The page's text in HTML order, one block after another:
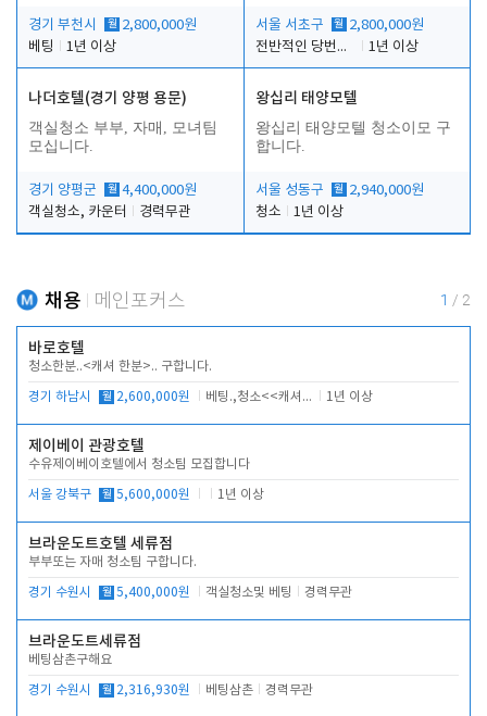
경기 부천시 월 2,800,000원
베팅
1년 이상
서울 서초구 월 2,800,000원
전반적인 당번업무
1년 이상
나더호텔(경기 양평 용문)
객실청소 부부, 자매, 모녀팀
모십니다.
경기 양평군 월 4,400,000원
객실청소, 카운터
경력무관
왕십리 태양모텔
왕십리 태양모텔 청소이모 구
합니다.
서울 성동구 월 2,940,000원
청소
1년 이상
채용 메인포커스 1 / 2
바로호텔
청소한분..<캐셔 한분>.. 구합니다.
경기 하남시 월 2,600,000원 베팅.,청소<<캐셔 모셔봅니다. 1년 이상
제이베이 관광호텔
수유제이베이호텔에서 청소팀 모집합니다
서울 강북구 월 5,600,000원 1년 이상
브라운도트호텔 세류점
부부또는 자매 청소팀 구합니다.
경기 수원시 월 5,400,000원 객실청소및 베팅 경력무관
브라운도트세류점
베팅삼촌구해요
경기 수원시 월 2,316,930원 베팅삼촌 경력무관